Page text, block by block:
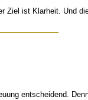
Ziel ist Klarheit. Und
entscheidend.